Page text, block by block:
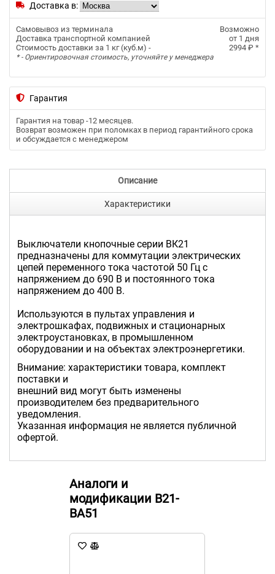
Доставка в:
Самовывоз из терминала
Возможно
Доставка транспортной компанией
от 1 дня
Стоимость доставки за 1 кг (куб.м) -
2994 ₽ *
* - Ориентировочная стоимость, уточняйте у менеджера
Гарантия
Гарантия на товар -12 месяцев.
Возврат возможен при поломках в период гарантийного срока
и обсуждается с менеджером
Описание
Характеристики
Выключатели кнопочные серии ВК21
предназначены для коммутации электрических
цепей переменного тока частотой 50 Гц с
напряжением до 690 В и постоянного тока
напряжением до 400 В.
Используются в пультах управления и
электрошкафах, подвижных и стационарных
электроустановках, в промышленном
оборудовании и на объектах электроэнергетики.
Внимание: характеристики товара, комплект
поставки и
внешний вид могут быть изменены
производителем без предварительного
уведомления.
Указанная информация не является публичной
офертой.
Аналоги и
модификации B21-
BA51